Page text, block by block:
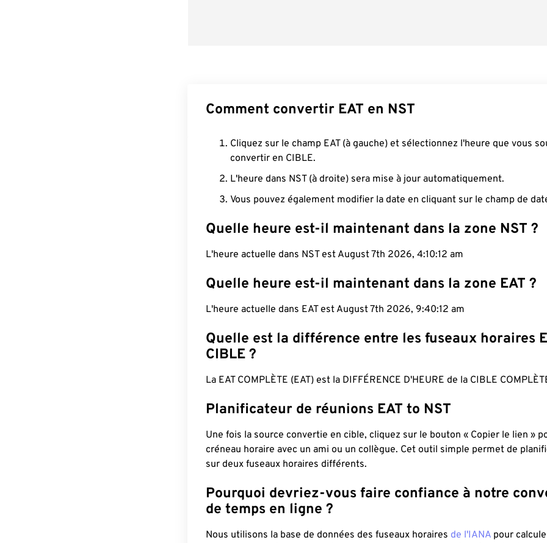
Comment convertir EAT en NST
Cliquez sur le champ EAT (à gauche) et sélectionnez l'heure que vous
convertir en CIBLE.
L'heure dans NST (à droite) sera mise à jour automatiquement.
Vous pouvez également modifier la date en cliquant sur le champ de
Quelle heure est-il maintenant dans la zone NST ?
L'heure actuelle dans NST est August 7th 2026, 4:10:13 am
Quelle heure est-il maintenant dans la zone EAT ?
L'heure actuelle dans EAT est August 7th 2026, 9:40:13 am
Quelle est la différence entre les fuseaux horaires
CIBLE ?
La EAT COMPLÈTE (EAT) est la DIFFÉRENCE D'HEURE de la CIBLE
Planificateur de réunions EAT to NST
Une fois la source convertie en cible, cliquez sur le bouton « Copier le lien »
créneau horaire avec un ami ou un collègue. Cet outil simple permet de
sur deux fuseaux horaires différents.
Pourquoi devriez-vous faire confiance à notre
de temps en ligne ?
Nous utilisons la base de données des fuseaux horaires de l'IANA pour